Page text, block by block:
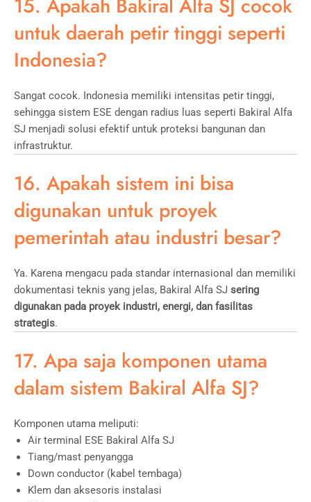
15. Apakah Bakiral Alfa SJ cocok
untuk daerah petir tinggi seperti
Indonesia?
Sangat cocok. Indonesia memiliki intensitas petir tinggi,
sehingga sistem ESE dengan radius luas seperti Bakiral Alfa
SJ menjadi solusi efektif untuk proteksi bangunan dan
infrastruktur.
16. Apakah sistem ini bisa
digunakan untuk proyek
pemerintah atau industri besar?
Ya. Karena mengacu pada standar internasional dan memiliki
dokumentasi teknis yang jelas, Bakiral Alfa SJ sering
digunakan pada proyek industri, energi, dan fasilitas
strategis.
17. Apa saja komponen utama
dalam sistem Bakiral Alfa SJ?
Komponen utama meliputi:
Air terminal ESE Bakiral Alfa SJ
Tiang/mast penyangga
Down conductor (kabel tembaga)
Klem dan aksesoris instalasi